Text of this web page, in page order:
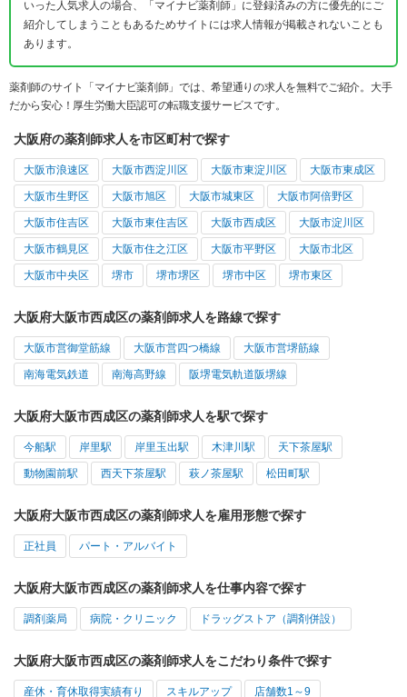
いった人気求人の場合、「マイナビ薬剤師」に登録済みの方に優先的にご
紹介してしまうこともあるためサイトには求人情報が掲載されないことも
あります。
薬剤師のサイト「マイナビ薬剤師」では、希望通りの求人を無料でご紹介。大手
だから安心！厚生労働大臣認可の転職支援サービスです。
大阪府の薬剤師求人を市区町村で探す
大阪市浪速区 大阪市西淀川区 大阪市東淀川区 大阪市東成区
大阪市生野区 大阪市旭区 大阪市城東区 大阪市阿倍野区
大阪市住吉区 大阪市東住吉区 大阪市西成区 大阪市淀川区
大阪市鶴見区 大阪市住之江区 大阪市平野区 大阪市北区
大阪市中央区 堺市 堺市堺区 堺市中区 堺市東区
大阪府大阪市西成区の薬剤師求人を路線で探す
大阪市営御堂筋線 大阪市営四つ橋線 大阪市営堺筋線
南海電気鉄道 南海高野線 阪堺電気軌道阪堺線
大阪府大阪市西成区の薬剤師求人を駅で探す
今船駅 岸里駅 岸里玉出駅 木津川駅 天下茶屋駅
動物園前駅 西天下茶屋駅 萩ノ茶屋駅 松田町駅
大阪府大阪市西成区の薬剤師求人を雇用形態で探す
正社員 パート・アルバイト
大阪府大阪市西成区の薬剤師求人を仕事内容で探す
調剤薬局 病院・クリニック ドラッグストア（調剤併設）
大阪府大阪市西成区の薬剤師求人をこだわり条件で探す
産休・育休取得実績有り スキルアップ 店舗数1～9